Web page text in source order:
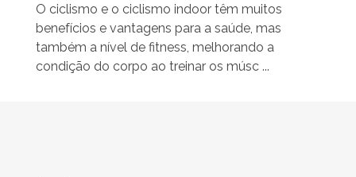
O ciclismo e o ciclismo indoor têm muitos
benefícios e vantagens para a saúde, mas
também a nível de fitness, melhorando a
condição do corpo ao treinar os músc ...